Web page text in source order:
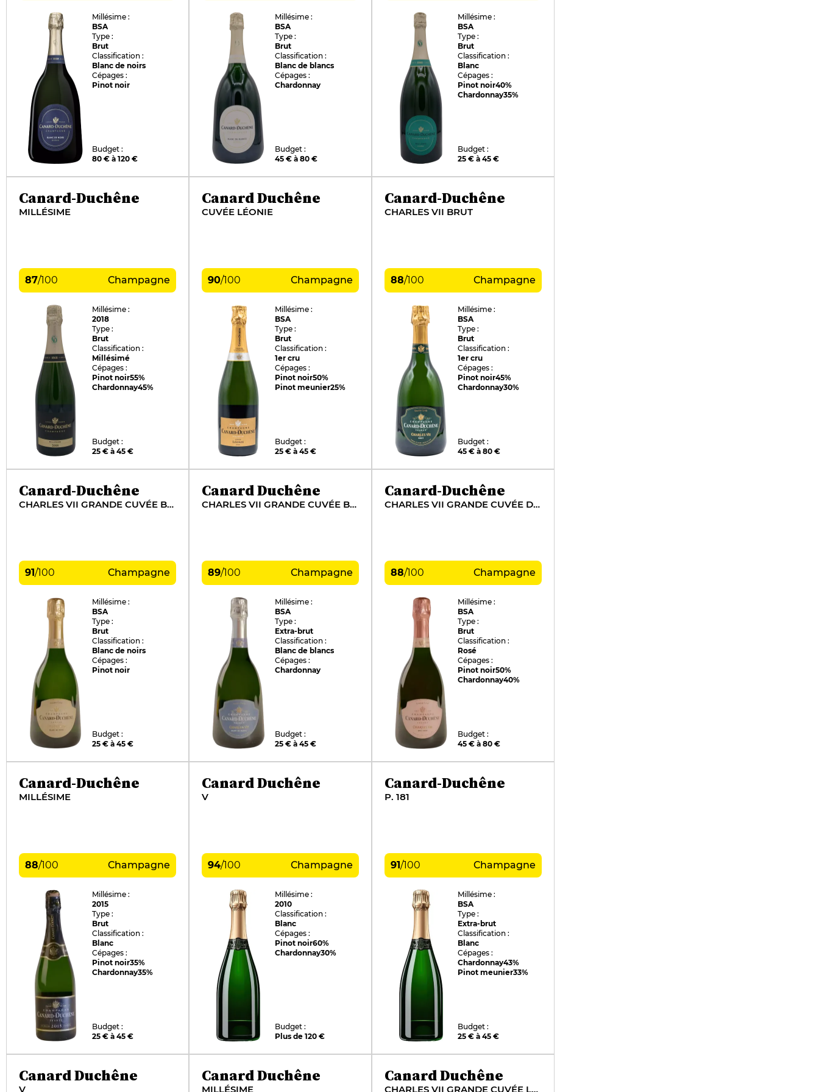
Millésime :
BSA
Type :
Brut
Classification :
Blanc de noirs
Cépages :
Pinot noir
Budget :
80 € à 120 €
Millésime :
BSA
Type :
Brut
Classification :
Blanc de blancs
Cépages :
Chardonnay
Budget :
45 € à 80 €
Millésime :
BSA
Type :
Brut
Classification :
Blanc
Cépages :
Pinot noir40%
Chardonnay35%
Budget :
25 € à 45 €
Canard-Duchêne
MILLÉSIME
87/100 Champagne
Millésime :
2018
Type :
Brut
Classification :
Millésimé
Cépages :
Pinot noir55%
Chardonnay45%
Budget :
25 € à 45 €
Canard Duchêne
CUVÉE LÉONIE
90/100 Champagne
Millésime :
BSA
Type :
Brut
Classification :
1er cru
Cépages :
Pinot noir50%
Pinot meunier25%
Budget :
25 € à 45 €
Canard-Duchêne
CHARLES VII BRUT
88/100 Champagne
Millésime :
BSA
Type :
Brut
Classification :
1er cru
Cépages :
Pinot noir45%
Chardonnay30%
Budget :
45 € à 80 €
Canard-Duchêne
CHARLES VII GRANDE CUVÉE BLANC DE NOIRS
91/100 Champagne
Millésime :
BSA
Type :
Brut
Classification :
Blanc de noirs
Cépages :
Pinot noir
Budget :
25 € à 45 €
Canard Duchêne
CHARLES VII GRANDE CUVÉE BLANC DE BLANCS
89/100 Champagne
Millésime :
BSA
Type :
Extra-brut
Classification :
Blanc de blancs
Cépages :
Chardonnay
Budget :
25 € à 45 €
Canard-Duchêne
CHARLES VII GRANDE CUVÉE DE LA ROSE
88/100 Champagne
Millésime :
BSA
Type :
Brut
Classification :
Rosé
Cépages :
Pinot noir50%
Chardonnay40%
Budget :
45 € à 80 €
Canard-Duchêne
MILLÉSIME
88/100 Champagne
Millésime :
2015
Type :
Brut
Classification :
Blanc
Cépages :
Pinot noir35%
Chardonnay35%
Budget :
25 € à 45 €
Canard Duchêne
V
94/100 Champagne
Millésime :
2010
Classification :
Blanc
Cépages :
Pinot noir60%
Chardonnay30%
Budget :
Plus de 120 €
Canard-Duchêne
P. 181
91/100 Champagne
Millésime :
BSA
Type :
Extra-brut
Classification :
Blanc
Cépages :
Chardonnay43%
Pinot meunier33%
Budget :
25 € à 45 €
Canard Duchêne
V
Canard Duchêne
MILLÉSIME
Canard Duchêne
CHARLES VII GRANDE CUVÉE LA VICTORIEUSE